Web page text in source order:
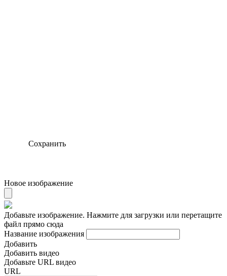
Сохранить
Новое изображение
Добавьте изображение. Нажмите для загрузки или перетащите
файл прямо сюда
Название изображения
Добавить
Добавить видео
Добавьте URL видео
URL